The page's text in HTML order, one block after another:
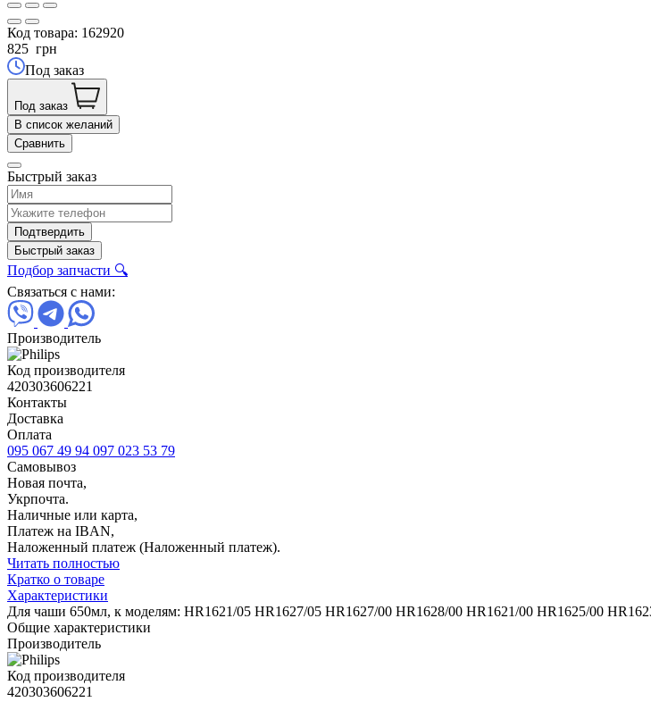
Код товара: 162920
825 грн
Под заказ
Под заказ
В список желаний
Сравнить
Быстрый заказ
Подтвердить
Быстрый заказ
Подбор запчасти 🔍
Связаться с нами:
Производитель
Код производителя
420303606221
Контакты
Доставка
Оплата
095 067 49 94 097 023 53 79
Самовывоз
Новая почта,
Укрпочта.
Наличные или карта,
Платеж на IBAN,
Наложенный платеж (Наложенный платеж).
Читать полностью
Кратко о товаре
Характеристики
Для чаши 650мл, к моделям: HR1621/05 HR1627/05 HR1627/00 HR1628/00 HR1621/00 HR1625/00
Общие характеристики
Производитель
Код производителя
420303606221